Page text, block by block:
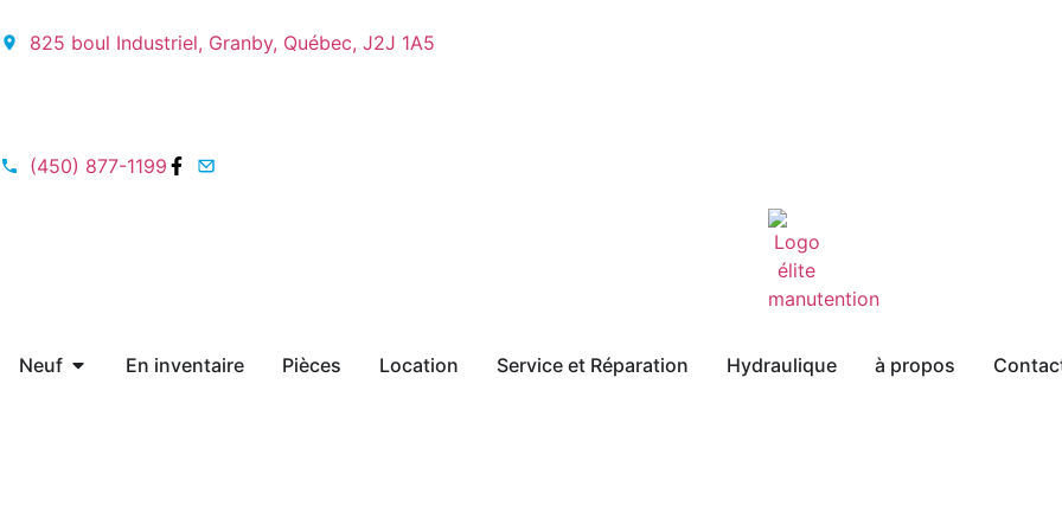
825 boul Industriel, Granby, Québec, J2J 1A5
(450) 877-1199
Neuf En inventaire Pièces Location Service et Réparation Hydraulique à propos